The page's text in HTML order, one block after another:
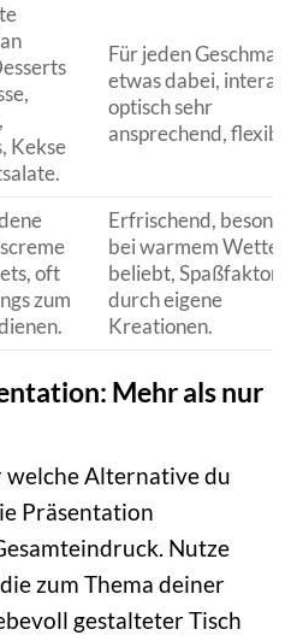
Kekse
Für jeden
etwas dabei,
optisch sehr
ansprechend,
oft
zum
Erfrischend,
bei warmem Wetter
beliebt, Spaßfaktor
durch eigene
Kreationen.
Mehr als nur
welche Alternative du
Präsentation
Nutze
zum Thema deiner
gestalteter Tisch